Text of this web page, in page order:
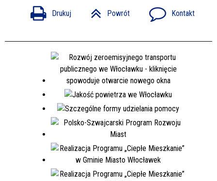
Drukuj Powrót Kontakt